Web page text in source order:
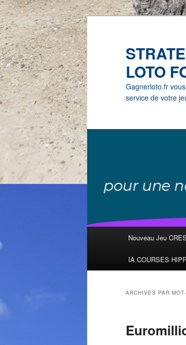
LOTO
Gagnerloto.fr
service de votre
Aller
au
contenu
Aller
au
contenu
Nouveau Jeu
IA COURSES
ARCHIVES PAR